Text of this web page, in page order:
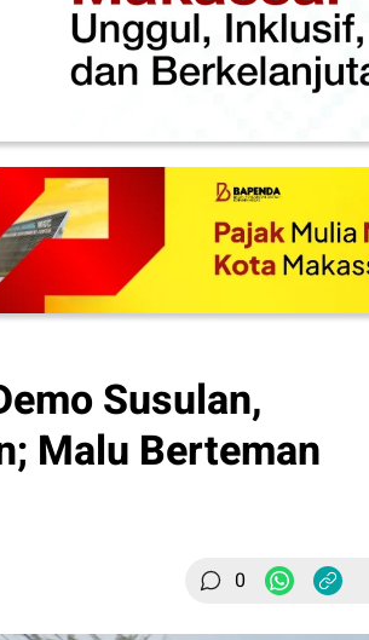
Susulan,
Malu Berteman
0